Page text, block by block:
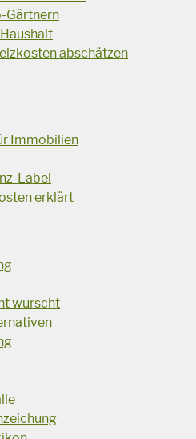
Gärtnern
abschätzen
Immobilien
Label
erklärt
wurscht